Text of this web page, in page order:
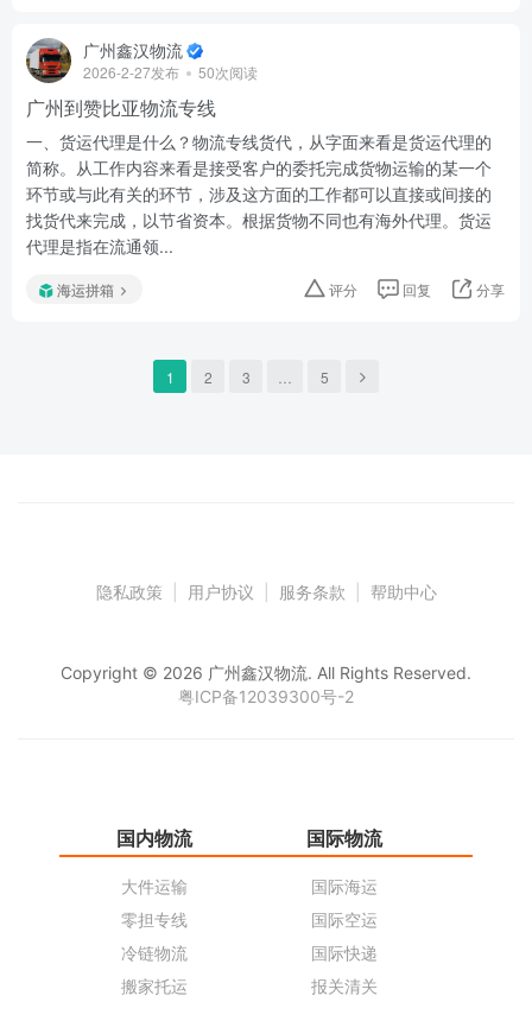
广州鑫汉物流
2026-2-27发布 50次阅读
广州到赞比亚物流专线
一、货运代理是什么？物流专线货代，从字面来看是货运代理的
简称。从工作内容来看是接受客户的委托完成货物运输的某一个
环节或与此有关的环节，涉及这方面的工作都可以直接或间接的
找货代来完成，以节省资本。根据货物不同也有海外代理。货运
代理是指在流通领...
海运拼箱 评分 回复 分享
1 2 3 5
隐私政策 用户协议 服务条款 帮助中心
Copyright © 2026 广州鑫汉物流. All Rights Reserved.
粤ICP备12039300号-2
国内物流
大件运输
零担专线
冷链物流
搬家托运
国际物流
国际海运
国际空运
国际快递
报关清关